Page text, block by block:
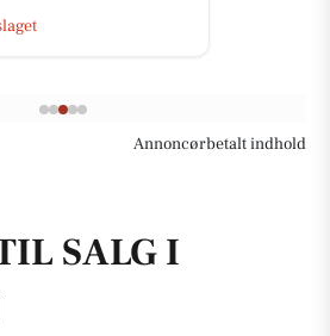
Annoncørbetalt indhold
SALG I